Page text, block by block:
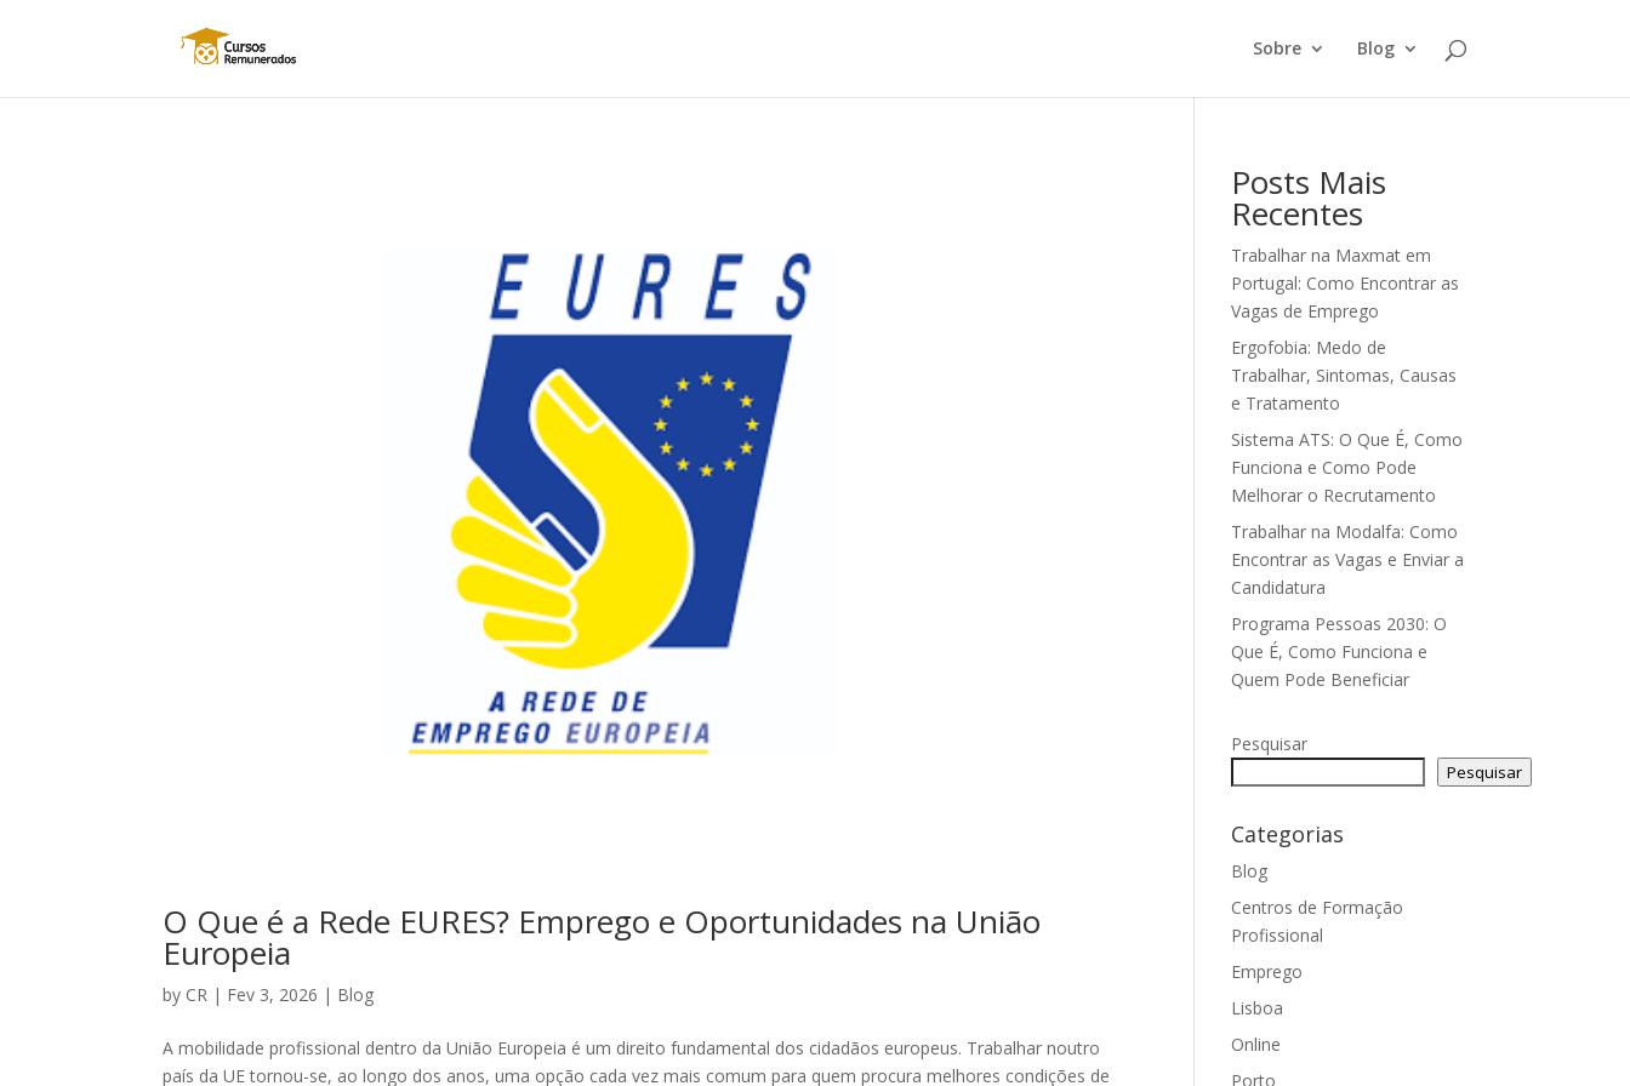
Sobre Blog
O Que é a Rede EURES? Emprego e Oportunidades na União
Europeia
by CR | Fev 3, 2026 | Blog
A mobilidade profissional dentro da União Europeia é um direito fundamental dos cidadãos europeus. Trabalhar noutro
país da UE tornou-se, ao longo dos anos, uma opção cada vez mais comum para quem procura melhores condições de
Posts Mais
Recentes
Trabalhar na Maxmat em
Portugal: Como Encontrar as
Vagas de Emprego
Ergofobia: Medo de
Trabalhar, Sintomas, Causas
e Tratamento
Sistema ATS: O Que É, Como
Funciona e Como Pode
Melhorar o Recrutamento
Trabalhar na Modalfa: Como
Encontrar as Vagas e Enviar a
Candidatura
Programa Pessoas 2030: O
Que É, Como Funciona e
Quem Pode Beneficiar
Pesquisar
Pesquisar
Categorias
Blog
Centros de Formação
Profissional
Emprego
Lisboa
Online
Porto